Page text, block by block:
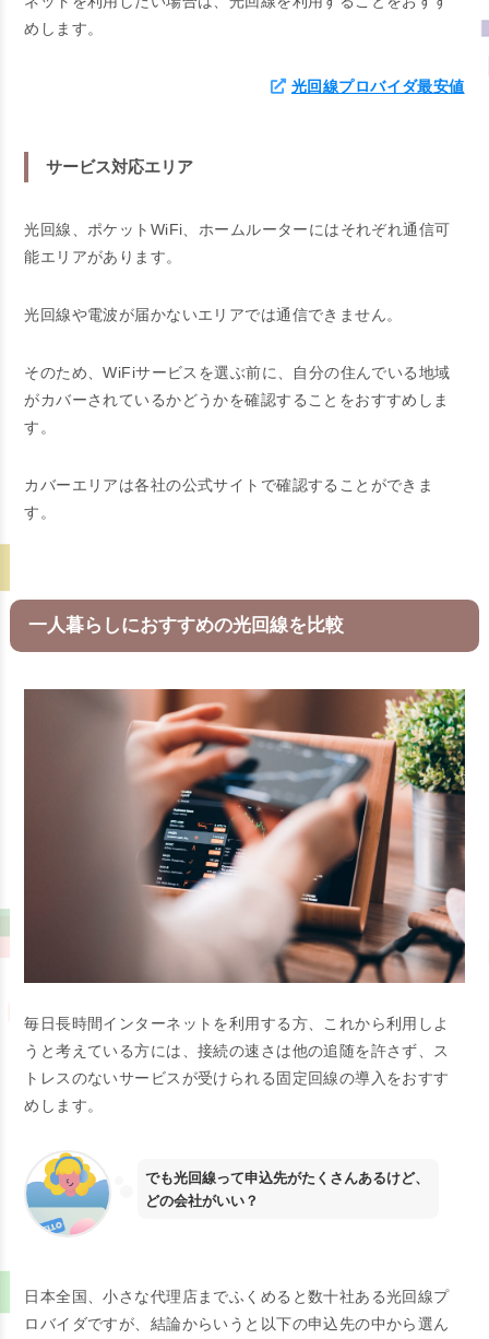
めします。
光回線プロバイダ最安値
サービス対応エリア
光回線、ポケットWiFi、ホームルーターにはそれぞれ通信可
能エリアがあります。
光回線や電波が届かないエリアでは通信できません。
そのため、WiFiサービスを選ぶ前に、自分の住んでいる地域
がカバーされているかどうかを確認することをおすすめしま
す。
カバーエリアは各社の公式サイトで確認することができま
す。
一人暮らしにおすすめの光回線を比較
毎日長時間インターネットを利用する方、これから利用しよ
うと考えている方には、接続の速さは他の追随を許さず、ス
トレスのないサービスが受けられる固定回線の導入をおすす
めします。
でも光回線って申込先がたくさんあるけど、
どの会社がいい？
日本全国、小さな代理店までふくめると数十社ある光回線プ
ロバイダですが、結論からいうと以下の申込先の中から選ん